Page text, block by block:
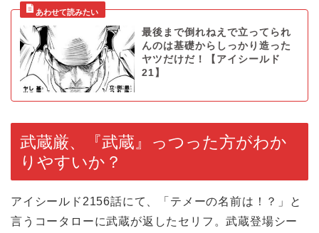
最後まで倒れねえで立ってられ
んのは基礎からしっかり造った
ヤツだけだ！【アイシールド
21】
武蔵厳、『武蔵』っつった方がわか
りやすいか？
アイシールド2156話にて、「テメーの名前は！？」と
言うコータローに武蔵が返したセリフ。武蔵登場シー